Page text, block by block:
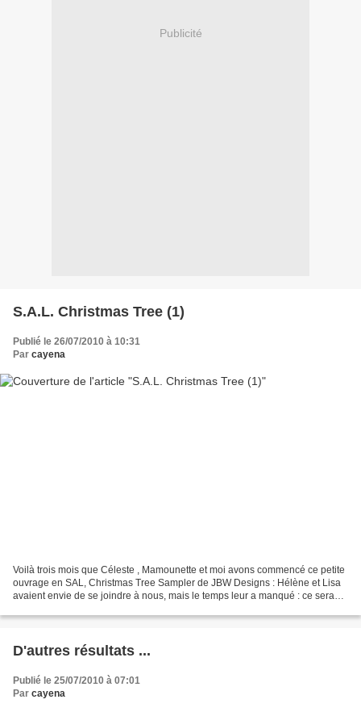
Publicité
S.A.L. Christmas Tree (1)
Publié le 26/07/2010 à 10:31
Par cayena
Voilà trois mois que Céleste , Mamounette et moi avons commencé ce petite
ouvrage en SAL, Christmas Tree Sampler de JBW Designs : Hélène et Lisa
avaient envie de se joindre à nous, mais le temps leur a manqué : ce sera
D'autres résultats ...
Publié le 25/07/2010 à 07:01
Par cayena